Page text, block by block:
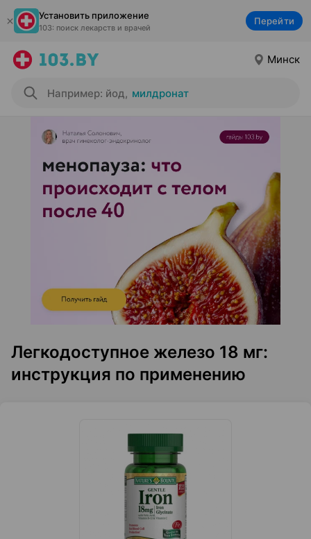
Установить приложение
103: поиск лекарств и врачей
Перейти
Минск
Например: йод, милдронат
Легкодоступное железо 18 мг:
инструкция по применению